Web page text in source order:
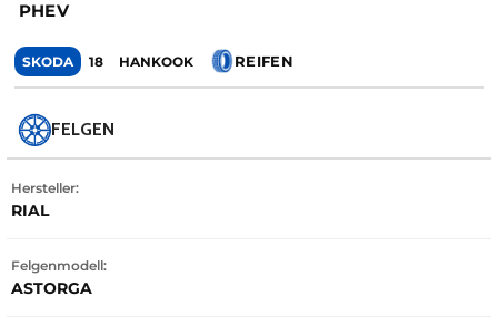
PHEV
SKODA 18 HANKOOK REIFEN
FELGEN
Hersteller:
RIAL
Felgenmodell:
ASTORGA